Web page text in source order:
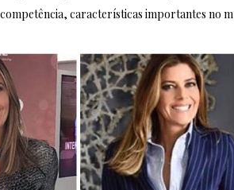
competência, características importantes no